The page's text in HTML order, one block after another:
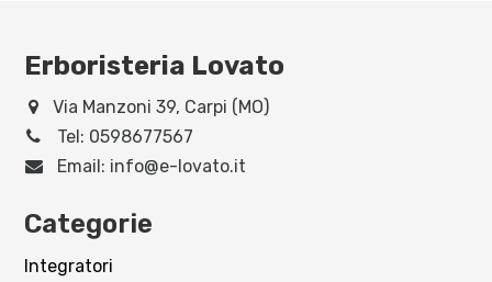
Erboristeria Lovato
Via Manzoni 39, Carpi (MO)
Tel: 0598677567
Email: info@e-lovato.it
Categorie
Integratori